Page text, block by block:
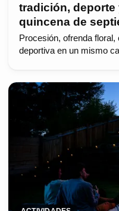
tradición, deporte
quincena de
Procesión, ofrenda
deportiva en un mismo